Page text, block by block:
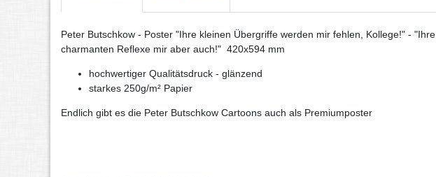
Peter Butschkow - Poster "Ihre kleinen Übergriffe werden mir fehlen, Kollege!" - "Ihre
charmanten Reflexe mir aber auch!" 420x594 mm
hochwertiger Qualitätsdruck - glänzend
starkes 250g/m² Papier
Endlich gibt es die Peter Butschkow Cartoons auch als Premiumposter